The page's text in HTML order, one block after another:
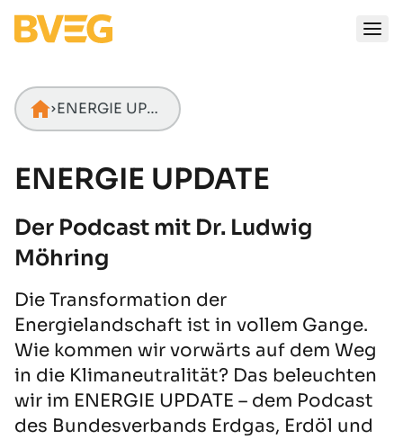
Startseite
ENERGIE UPDATE
ENERGIE UPDATE
Der Podcast mit Dr. Ludwig
Möhring
Die Transformation der
Energielandschaft ist in vollem Gange.
Wie kommen wir vorwärts auf dem Weg
in die Klimaneutralität? Das beleuchten
wir im ENERGIE UPDATE – dem Podcast
des Bundesverbands Erdgas, Erdöl und